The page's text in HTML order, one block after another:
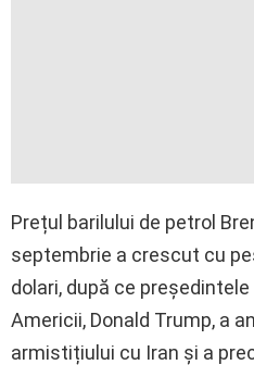
Prețul barilului de petrol
septembrie a crescut cu
dolari, după ce
Americii, Donald Trump, a
armistițiului cu Iran și a